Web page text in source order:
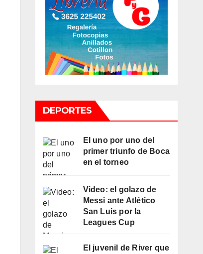
DEPORTES
El uno por uno del
primer triunfo de Boca
en el torneo
Video: el golazo de
Messi ante Atlético
San Luis por la
Leagues Cup
El juvenil de River que